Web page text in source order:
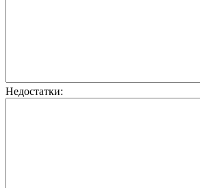
Недостатки: